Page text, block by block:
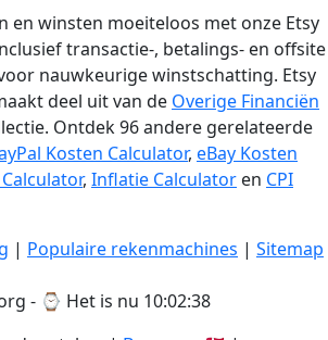
en winsten moeiteloos met onze Etsy
transactie-, betalings- en offsite
nauwkeurige winstschatting. Etsy
deel uit van de Overige Financiën
Ontdek 96 andere gerelateerde
Kosten Calculator, eBay Kosten
, Inflatie Calculator en CPI
| Populaire rekenmachines | Sitemap
- ⌚ Het is nu 10:02:39